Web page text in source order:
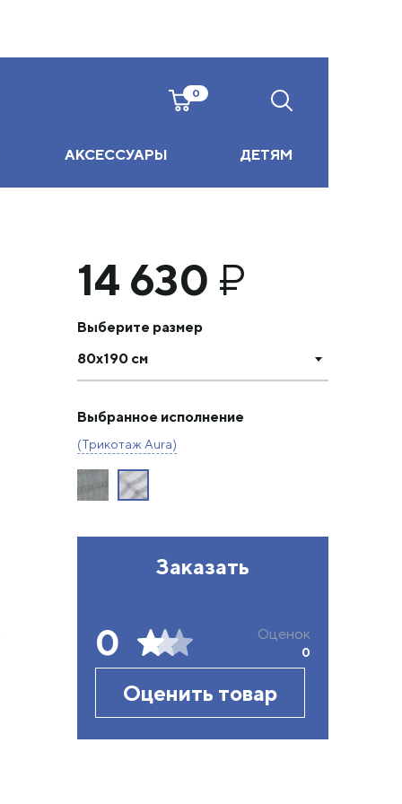
0
АКСЕССУАРЫ ДЕТЯМ
На изображении: Трикотаж Aura с мебельным
14 630 ₽
Выберите размер
80х190 см
Выбранное исполнение
(Трикотаж Aura)
Заказать
0 Оценок
0
Оценить товар